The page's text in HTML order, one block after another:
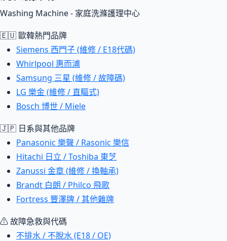
Washing Machine - 家庭洗滌護理中心
🇪🇺 歐韓熱門品牌
Siemens 西門子 (維修 / E18代碼)
Whirlpool 惠而浦
Samsung 三星 (維修 / 故障碼)
LG 樂金 (維修 / 直驅式)
Bosch 博世 / Miele
🇯🇵 日系與其他品牌
Panasonic 樂聲 / Rasonic 樂信
Hitachi 日立 / Toshiba 東芝
Zanussi 金章 (維修 / 換軸承)
Brandt 白朗 / Philco 飛歌
Fortress 豐澤牌 / 其他雜牌
⚠ 故障急救與代碼
不排水 / 不脫水 (E18 / OE)